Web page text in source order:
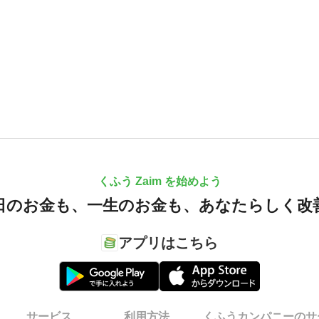
くふう Zaim を始めよう
のお金も、 一生のお金も、 あなたらしく改
アプリはこちら
サービス 利用方法 くふうカンパニーの